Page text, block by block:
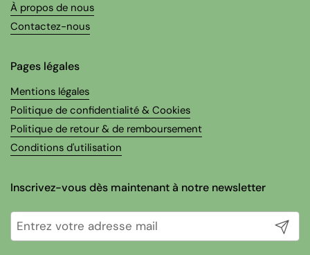
À propos de nous
Contactez-nous
Pages légales
Mentions légales
Politique de confidentialité & Cookies
Politique de retour & de remboursement
Conditions d'utilisation
Inscrivez-vous dès maintenant à notre newsletter
Envoyer